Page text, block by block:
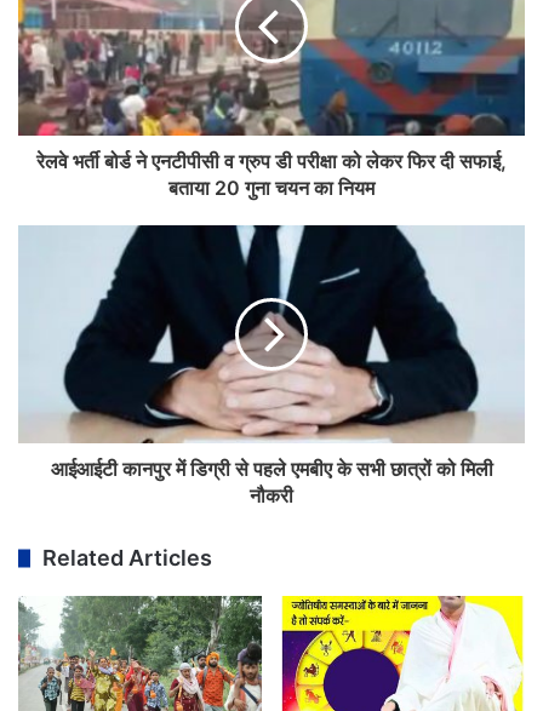
रेलवे भर्ती बोर्ड ने एनटीपीसी व ग्रुप डी परीक्षा को लेकर फिर दी सफाई,
बताया 20 गुना चयन का नियम
आईआईटी कानपुर में डिग्री से पहले एमबीए के सभी छात्रों को मिली
नौकरी
Related Articles